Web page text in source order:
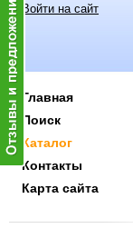
Войти на сайт
Главная
Поиск
Каталог
Контакты
Карта сайта